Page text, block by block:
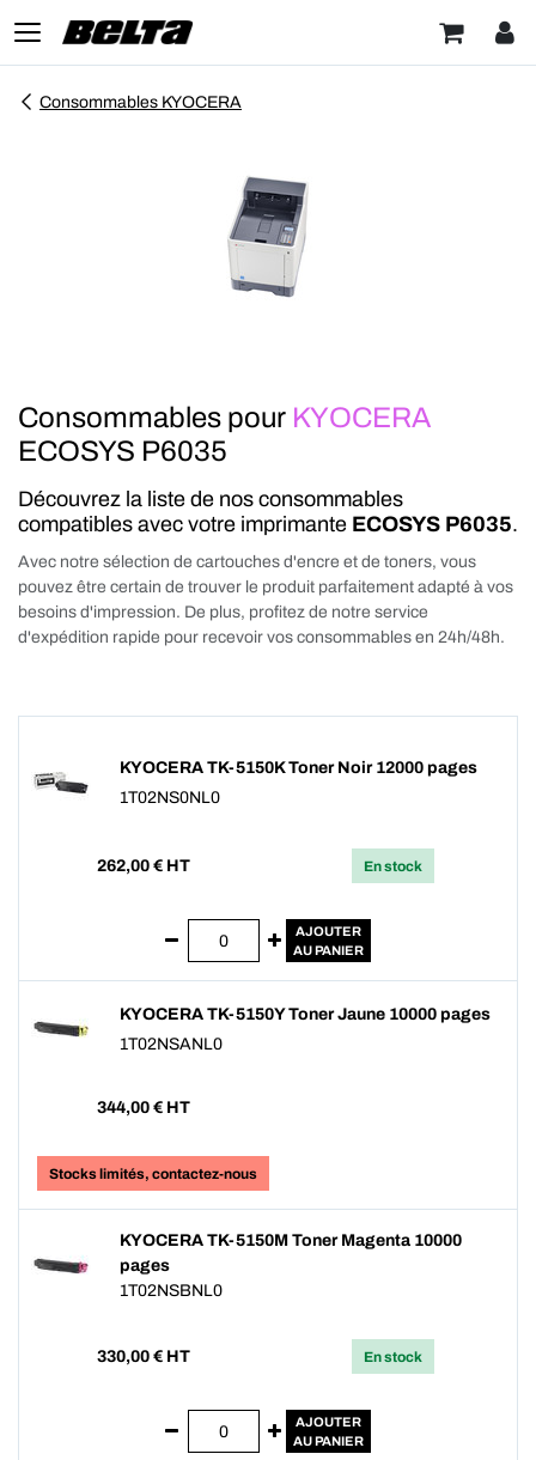
Consommables KYOCERA
Consommables pour KYOCERA
ECOSYS P6035
Découvrez la liste de nos consommables
compatibles avec votre imprimante ECOSYS P6035.
Avec notre sélection de cartouches d'encre et de toners, vous
pouvez être certain de trouver le produit parfaitement adapté à vos
besoins d'impression. De plus, profitez de notre service
d'expédition rapide pour recevoir vos consommables en 24h/48h.
KYOCERA TK-5150K Toner Noir 12000 pages
1T02NS0NL0
262,00 € HT En stock
AJOUTER
AU PANIER
KYOCERA TK-5150Y Toner Jaune 10000 pages
1T02NSANL0
344,00 € HT
Stocks limités, contactez-nous
KYOCERA TK-5150M Toner Magenta 10000
pages
1T02NSBNL0
330,00 € HT En stock
AJOUTER
AU PANIER